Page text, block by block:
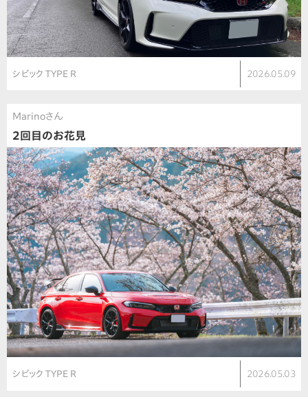
シビック TYPE R 2026.05.09
Marinoさん
2回目のお花見
シビック TYPE R 2026.05.03